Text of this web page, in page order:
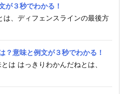
が３秒でわかる！
は、ディフェンスラインの最後方
？意味と例文が３秒でわかる！
は はっきりわかんだねとは、